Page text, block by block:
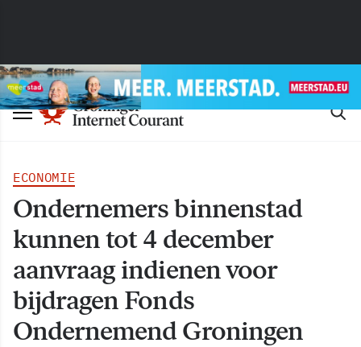
ECONOMIE
Ondernemers binnenstad
kunnen tot 4 december
aanvraag indienen voor
bijdragen Fonds
Ondernemend Groningen